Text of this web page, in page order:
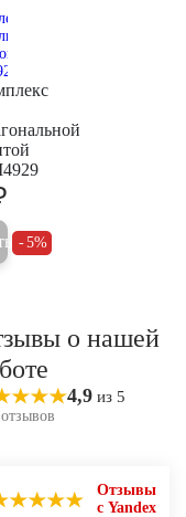
5%
о нашей
4,9 из 5
Отзывы
с Yandex